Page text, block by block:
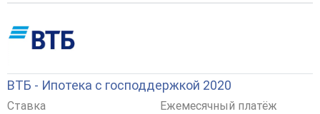
ВТБ - Ипотека с господдержкой 2020
Ставка
Ежемесячный платёж